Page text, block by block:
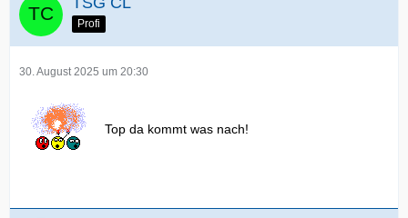
Profi
30. August 2025 um 20:30
Top da kommt was nach!